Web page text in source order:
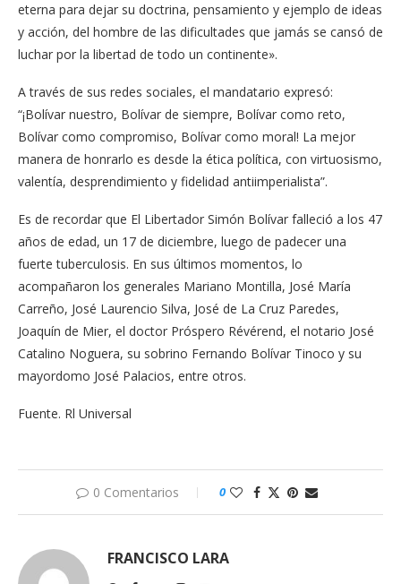
eterna para dejar su doctrina, pensamiento y ejemplo de ideas
y acción, del hombre de las dificultades que jamás se cansó de
luchar por la libertad de todo un continente».
A través de sus redes sociales, el mandatario expresó:
“¡Bolívar nuestro, Bolívar de siempre, Bolívar como reto,
Bolívar como compromiso, Bolívar como moral! La mejor
manera de honrarlo es desde la ética política, con virtuosismo,
valentía, desprendimiento y fidelidad antiimperialista”.
Es de recordar que El Libertador Simón Bolívar falleció a los 47
años de edad, un 17 de diciembre, luego de padecer una
fuerte tuberculosis. En sus últimos momentos, lo
acompañaron los generales Mariano Montilla, José María
Carreño, José Laurencio Silva, José de La Cruz Paredes,
Joaquín de Mier, el doctor Próspero Révérend, el notario José
Catalino Noguera, su sobrino Fernando Bolívar Tinoco y su
mayordomo José Palacios, entre otros.
Fuente. Rl Universal
0 Comentarios 0
FRANCISCO LARA